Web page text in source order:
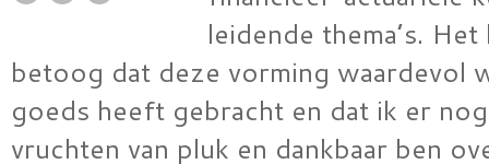
leidende thema’s.
betoog dat deze vorming waardevol
goeds heeft gebracht en dat ik er
vruchten van pluk en dankbaar ben